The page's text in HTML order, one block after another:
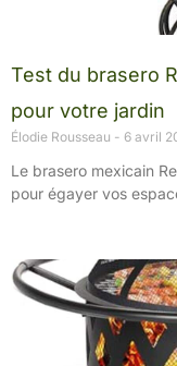
Test du brasero
pour votre jardin
Élodie Rousseau 6 avril
Le brasero mexicain
pour égayer vos